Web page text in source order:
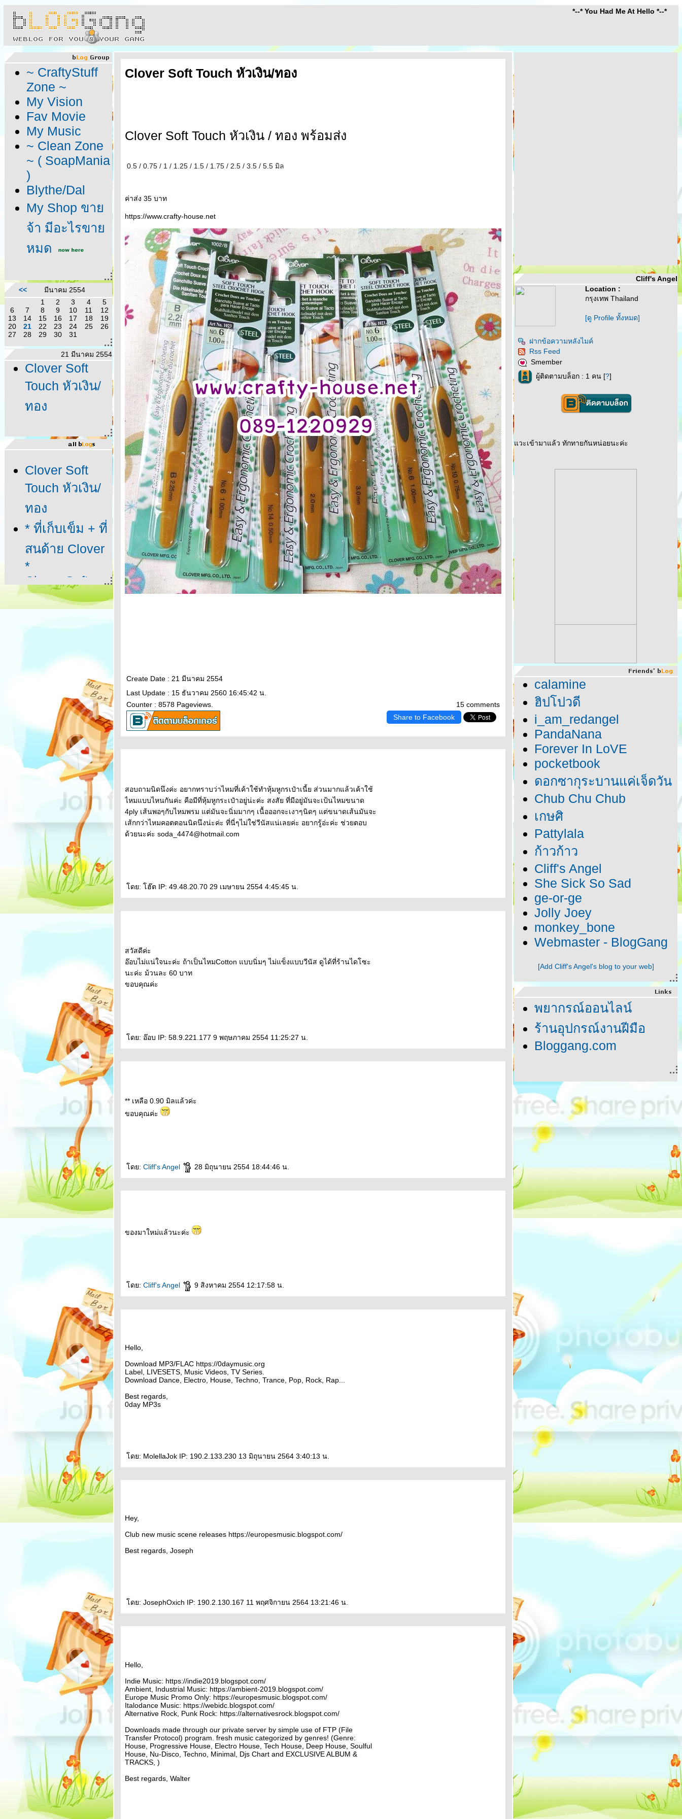
*--* You Had Me At Hello *--*
~ CraftyStuff
Zone ~
My Vision
Fav Movie
My Music
~ Clean Zone
~ ( SoapMania
)
Blythe/Dal
My Shop ขา
จ้า มีอะไรขา
หมด
<<
มีนาคม 2554
1
2 3 4
5
6
7 8 9 10 11
12
13
14 15 16 17 18
19
20
21 22 23 24 25
26
27
28 29 30 31
21 มีนาคม 2554
Clover Soft
Touch หัวเงิน/
ทอง
Clover Soft
Touch หัวเงิน/
ทอง
* ที่เก็บเข็ม + ที่
สนด้าย Clover
*
Clover Soft
Touch 8 ด้าม
าว 13 ซม.
ไม้นิตติ้งวงกลม
ไม้ไผ่ ยาว 40
ซม. สำหรับถัก
หมวกค่ะ
เข็มโครเชต์
ไม้ไผ่จ้า
~ ไม้นิตติ้งไม้ไผ่
าว 34 ซม. ~
Clover Soft Touch หัวเงิน/ทอง
Clover Soft Touch หัวเงิน / ทอง พร้อมส่ง
0.5 / 0.75 / 1 / 1.25 / 1.5 / 1.75 / 2.5 / 3.5 / 5.5 มิล
ค่าส่ง 35 บาท
https://www.crafty-house.net
Create Date : 21 มีนาคม 2554
15 comments
Last Update : 15 ธันวาคม 2560 16:45:42 น.
Counter : 8578 Pageviews.
Share to Facebook
สอบถามนิดนึงค่ะ อยากทราบว่าไหมที่เค้าใช้ทำหุ้มหูกรเป๋าเนี้ย ส่วนมากแล้วเค้าใช้
ไหมแบบไหนกันค่ะ คือมีที่หุ้มหูกระเป๋าอยู่น่ะค่ะ สงสัย ที่มีอยู่มันจะเป้นไหมขนาด
4ply เส้นพอๆกับไหมพรม แต่มันจะนิ่มมากๆ เนื้อออกจะเงาๆนิดๆ แต่ขนาดเส้นมันจะ
เส้กกว่าไหมคอตตอนนิดนึงน่ะค่ะ ที่นี่ๆไม่ใช่วีนัสแน่เลยค่ะ อยากรู้อ่ะค่ะ ช่วยตอบ
ด้วยนะค่ะ soda_4474@hotmail.com
ดย: โฮ๊ต IP: 49.48.20.70 29 เมษายน 2554 4:45:45 น.
สวัสดีค่ะ
อ๊อบไม่แน่ใจนะค่ะ ถ้าเป็นไหมCotton แบบนิ่มๆ ไม่แข็งแบบวีนัส ดูได้ที่ร้านไดโซะ
นะค่ะ ม้วนละ 60 บาท
ขอบคุณค่ะ
ดย: อ๊อบ IP: 58.9.221.177 9 พฤษภาคม 2554 11:25:27 น.
** เหลือ 0.90 มิลแล้วค่ะ
ขอบคุณค่ะ
ดย: Cliff's Angel 28 มิถุนายน 2554 18:44:46 น.
ของมาใหม่แล้วนะค่ะ
ดย: Cliff's Angel 9 สิงหาคม 2554 12:17:58 น.
Hello,
Download MP3/FLAC https://0daymusic.org
Label, LIVESETS, Music Videos, TV Series.
Download Dance, Electro, House, Techno, Trance, Pop, Rock, Rap...
Best regards,
0day MP3s
ดย: MolellaJok IP: 190.2.133.230 13 มิถุนายน 2564 3:40:13 น.
Hey,
Club new music scene releases https://europesmusic.blogspot.com/
Best regards, Joseph
ดย: JosephOxich IP: 190.2.130.167 11 พฤศจิกายน 2564 13:21:46 น.
Hello,
Indie Music: https://indie2019.blogspot.com/
Ambient, Industrial Music: https://ambient-2019.blogspot.com/
Europe Music Promo Only: https://europesmusic.blogspot.com/
Italodance Music: https://webidc.blogspot.com/
Alternative Rock, Punk Rock: https://alternativesrock.blogspot.com/
Downloads made through our private server by simple use of FTP (File
Transfer Protocol) program. fresh music categorized by genres! (Genre:
House, Progressive House, Electro House, Tech House, Deep House, Soulful
House, Nu-Disco, Techno, Minimal, Djs Chart and EXCLUSIVE ALBUM &
TRACKS, )
Best regards, Walter
Cliff's Angel
Location :
กรุงเทพ Thailand
[ดู Profile ทั้งหมด]
ฝากข้อความหลังไมค์
Rss Feed
Smember
ผู้ติดตามบล็อก : 1 คน [?]
วะเข้ามาแล้ว ทักทายกันหน่อยนะค่ะ
calamine
ฮิปโปวดี
i_am_redangel
PandaNana
Forever In LoVE
pocketbook
ดอกซากุระบานแค่เจ็ดวัน
Chub Chu Chub
เกษศิ
Pattylala
ก้าวก้าว
Cliff's Angel
She Sick So Sad
ge-or-ge
Jolly Joey
monkey_bone
Webmaster - BlogGang
[Add Cliff's Angel's blog to your web]
พยากรณ์ออนไลน์
ร้านอุปกรณ์งานฝีมือ
Bloggang.com